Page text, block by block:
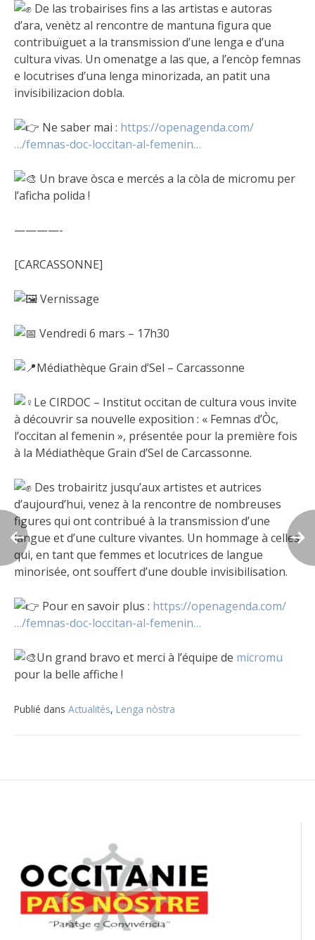
De las trobairises fins a las artistas e autoras
d’ara, venètz al rencontre de mantuna figura que
contribuïguet a la transmission d’une lenga e d’una
cultura vivas. Un omenatge a las que, a l’encòp femnas
e locutrises d’una lenga minorizada, an patit una
invisibilizacion dobla.
Ne saber mai : https://openagenda.com/
…/femnas-doc-loccitan-al-femenin…
Un brave òsca e mercés a la còla de micromu per
l’aficha polida !
————-
[CARCASSONNE]
Vernissage
Vendredi 6 mars – 17h30
Médiathèque Grain d’Sel – Carcassonne
Le CIRDOC – Institut occitan de cultura vous invite
à découvrir sa nouvelle exposition : « Femnas d’Òc,
l’occitan al femenin », présentée pour la première fois
à la Médiathèque Grain d’Sel de Carcassonne.
Des trobairitz jusqu’aux artistes et autrices
d’aujourd’hui, venez à la rencontre de nombreuses
figures qui ont contribué à la transmission d’une
langue et d’une culture vivantes. Un hommage à celles
qui, en tant que femmes et locutrices de langue
minorisée, ont souffert d’une double invisibilisation.
Pour en savoir plus : https://openagenda.com/
…/femnas-doc-loccitan-al-femenin…
Un grand bravo et merci à l’équipe de micromu
pour la belle affiche !
Publié dans Actualités, Lenga nòstra